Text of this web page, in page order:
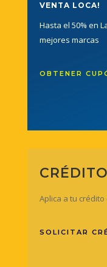
VENTA LOCA!
Hasta el 50% en
mejores marcas
OBTENER
Aplica a tu crédito
SOLICITAR